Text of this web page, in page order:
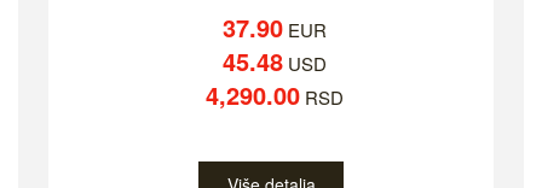
37.90EUR
45.48USD
4,290.00RSD